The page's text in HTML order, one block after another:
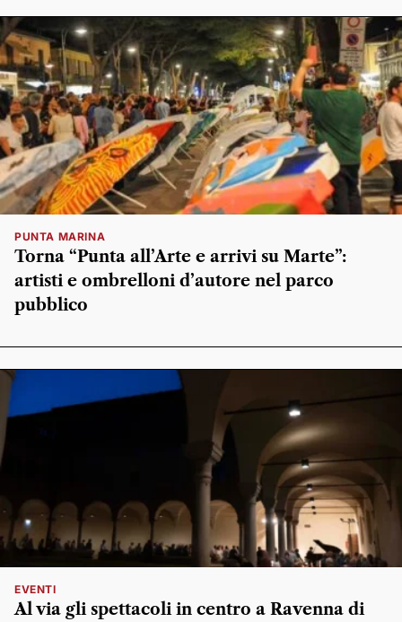
PUNTA MARINA
Torna “Punta all’Arte e arrivi su Marte”:
artisti e ombrelloni d’autore nel parco
pubblico
EVENTI
Al via gli spettacoli in centro a Ravenna di